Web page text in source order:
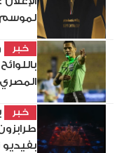
لموسم 2026-2027
خبر
المصري
خبر